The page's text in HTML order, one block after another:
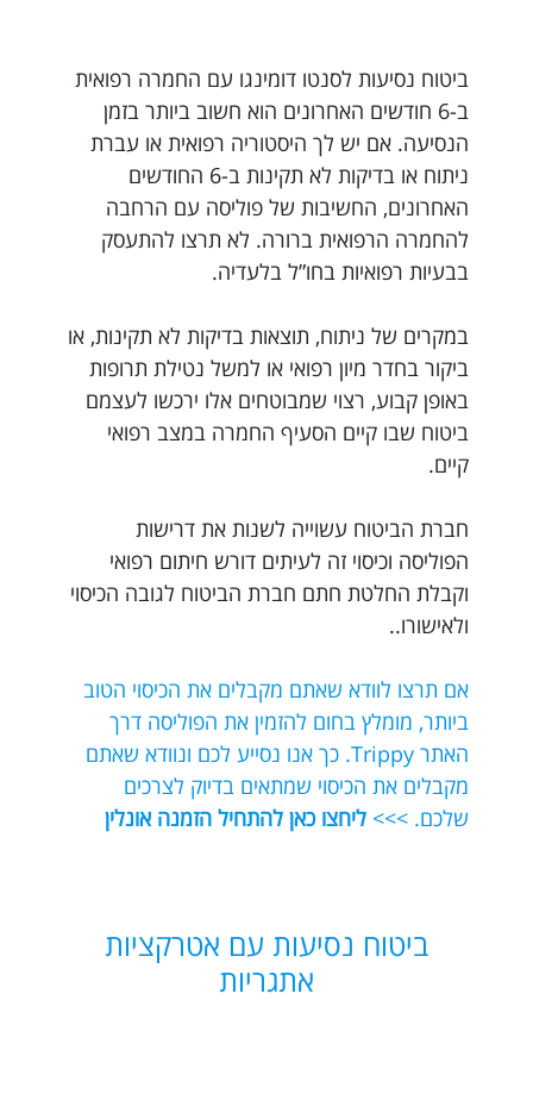
ביטוח נסיעות לסנטו דומינגו עם החמרה רפואית
ב-6 חודשים האחרונים הוא חשוב ביותר בזמן
הנסיעה. אם יש לך היסטוריה רפואית או עברת
ניתוח או בדיקות לא תקינות ב-6 החודשים
האחרונים, החשיבות של פוליסה עם הרחבה
להחמרה הרפואית ברורה. לא תרצו להתעסק
בבעיות רפואיות בחו”ל בלעדיה.
במקרים של ניתוח, תוצאות בדיקות לא תקינות, או
ביקור בחדר מיון רפואי או למשל נטילת תרופות
באופן קבוע, רצוי שמבוטחים אלו ירכשו לעצמם
ביטוח שבו קיים הסעיף החמרה במצב רפואי
קיים.
חברת הביטוח עשוייה לשנות את דרישות
הפוליסה וכיסוי זה לעיתים דורש חיתום רפואי
וקבלת החלטת חתם חברת הביטוח לגובה הכיסוי
ולאישורו..
אם תרצו לוודא שאתם מקבלים את הכיסוי הטוב
ביותר, מומלץ בחום להזמין את הפוליסה דרך
האתר Trippy. כך אנו נסייע לכם ונוודא שאתם
מקבלים את הכיסוי שמתאים בדיוק לצרכים
שלכם. >>> ליחצו כאן להתחיל הזמנה אונלין
ביטוח נסיעות עם אטרקציות
אתגריות